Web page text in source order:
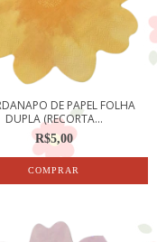
DE PAPEL FOLHA
DUPLA (RECORTA...
R$5,00